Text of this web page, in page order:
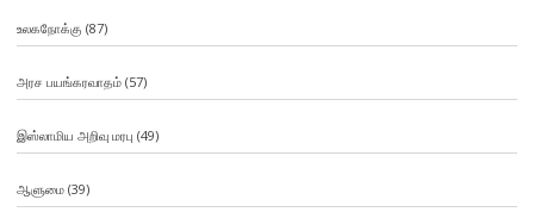
உலகநோக்கு (87)
அரச பயங்கரவாதம்(57)
இஸ்லாமிய அறிவு மரபு (49)
ஆளுமை(39)